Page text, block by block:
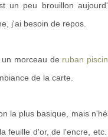
un peu brouillon
j'ai besoin de repos.
morceau de ruban
de la carte.
la plus basique, mais
feuille d'or, de l'encre,